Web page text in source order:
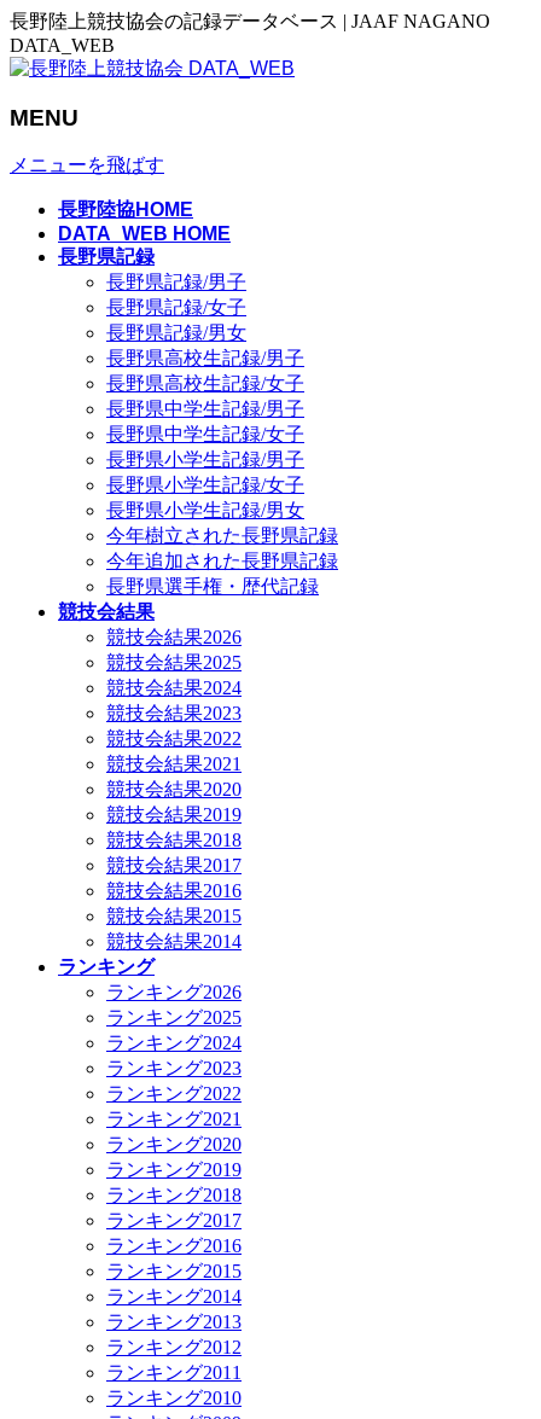
長野陸上競技協会の記録データベース | JAAF NAGANO
DATA_WEB
MENU
メニューを飛ばす
長野陸協HOME
DATA_WEB HOME
長野県記録
長野県記録/男子
長野県記録/女子
長野県記録/男女
長野県高校生記録/男子
長野県高校生記録/女子
長野県中学生記録/男子
長野県中学生記録/女子
長野県小学生記録/男子
長野県小学生記録/女子
長野県小学生記録/男女
今年樹立された長野県記録
今年追加された長野県記録
長野県選手権・歴代記録
競技会結果
競技会結果2026
競技会結果2025
競技会結果2024
競技会結果2023
競技会結果2022
競技会結果2021
競技会結果2020
競技会結果2019
競技会結果2018
競技会結果2017
競技会結果2016
競技会結果2015
競技会結果2014
ランキング
ランキング2026
ランキング2025
ランキング2024
ランキング2023
ランキング2022
ランキング2021
ランキング2020
ランキング2019
ランキング2018
ランキング2017
ランキング2016
ランキング2015
ランキング2014
ランキング2013
ランキング2012
ランキング2011
ランキング2010